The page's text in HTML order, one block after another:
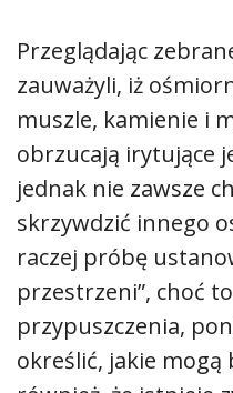
Przeglądając
zauważyli, iż
muszle, kamienie i
obrzucają irytujące
jednak nie zawsze
skrzywdzić innego
raczej próbę
przestrzeni”, choć
przypuszczenia,
określić, jakie mogą